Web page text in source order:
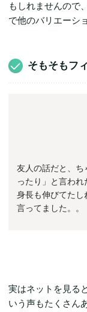
もしれませんので
で他のバリエーシ
そもそもフ
友人の話だと、ち
ったり」と言わ
身長も伸びてたし
言ってました。。
実はネットを見る
いう声もたくさん